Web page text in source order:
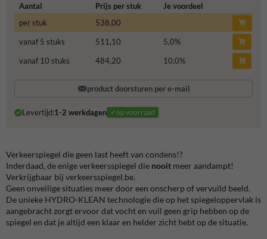
Aantal Prijs per stuk
Je voordeel
per stuk
538,00
vanaf 5 stuks
511,10 5,0%
vanaf 10 stuks
484,20 10,0%
product doorsturen per e-mail
Levertijd:1-2 werkdagen ✓op voorraad
Verkeerspiegel die geen last heeft van condens!?
Inderdaad, de enige verkeersspiegel die nooit meer aandampt!
Verkrijgbaar bij verkeersspiegel.be.
Geen onveilige situaties meer door een onscherp of vervuild beeld.
De unieke HYDRO-KLEAN technologie die op het spiegeloppervlak is
aangebracht zorgt ervoor dat vocht en vuil geen grip hebben op de
spiegel en dat je altijd een klaar en helder zicht hebt op de situatie.